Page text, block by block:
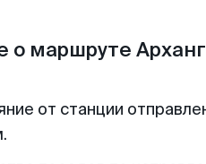
о маршруте
от станции